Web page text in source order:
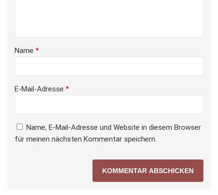
Name *
E-Mail-Adresse *
Name, E-Mail-Adresse und Website in diesem Browser
für meinen nächsten Kommentar speichern.